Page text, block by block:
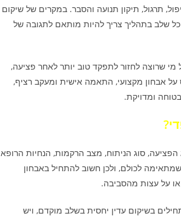
תרגול, תיקון תנועה והסבר. במקרים של שיקום
שלב בתהליך צריך להיות מותאם לתגובה של
שרוצה לחזור לתפקד טוב יותר לאחר פציעה,
אבחון מקצועי, התאמה אישית ומעקב רציף,
ומדויקת.
הפציעה, סוג הניתוח, מצב הרקמות, הנחיות הרופא
לכולם, ולכן חשוב להתחיל באבחון
על עצות מהסביבה.
בשיקום עדין יחסית בשלב מוקדם, ויש